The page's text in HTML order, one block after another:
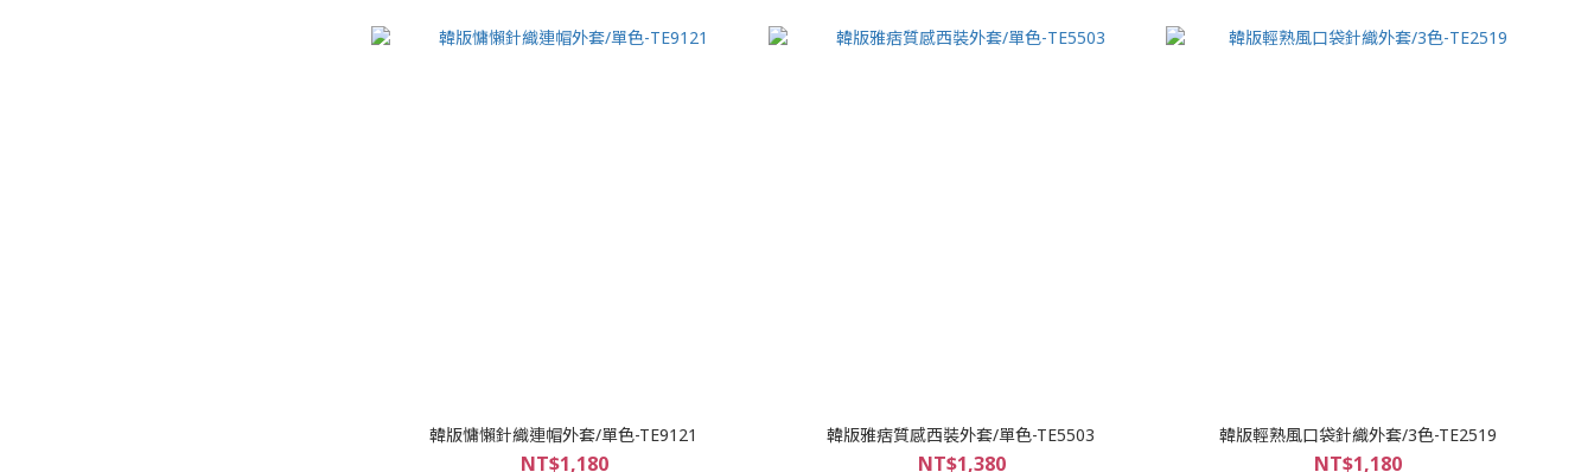
韓版慵懶針織連帽外套/單色-TE9121
NT$1,180
韓版雅痞質感西裝外套/單色-TE5503
NT$1,380
韓版輕熟風口袋針織外套/3色-TE2519
NT$1,180